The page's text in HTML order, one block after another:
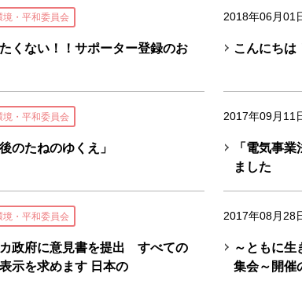
境・平和委員会
くない！！サポーター登録のお
2018年06月01
こんにちは
境・平和委員会
のたねのゆくえ」
2017年09月11
「電気事
ました
境・平和委員会
政府に意見書を提出 すべての
示を求めます 日本の
2017年08月28
～ともに生
集会～開催